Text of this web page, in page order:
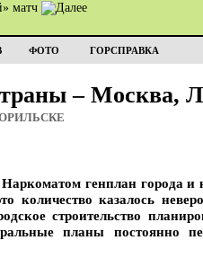
матч
ФОТО ГОРСПРАВКА
– Москва,
генплан города
количество казалось
строительство
планы постоянно